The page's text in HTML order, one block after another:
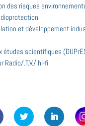
des risques
et développement
études scientifiques
Radio/.T.V./ hi-fi